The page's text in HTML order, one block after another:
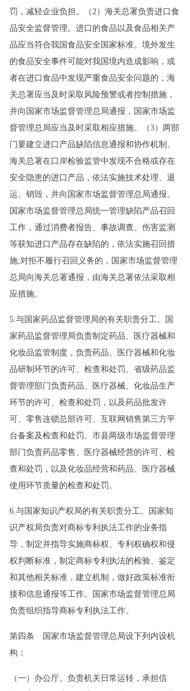
罚，减轻企业负担。（2）海关总署负责进口食
品安全监督管理。进口的食品以及食品相关产
品应当符合我国食品安全国家标准。境外发生
的食品安全事件可能对我国境内造成影响，或
者在进口食品中发现严重食品安全问题的，海
关总署应当及时采取风险预警或者控制措施，
并向国家市场监督管理总局通报，国家市场监
督管理总局应当及时采取相应措施。（3）两部
门要建立进口产品缺陷信息通报和协作机制。
海关总署在口岸检验监管中发现不合格或存在
安全隐患的进口产品，依法实施技术处理、退
运、销毁，并向国家市场监督管理总局通报。
国家市场监督管理总局统一管理缺陷产品召回
工作，通过消费者报告、事故调查、伤害监测
等获知进口产品存在缺陷的，依法实施召回措
施;对拒不履行召回义务的，国家市场监督管理
总局向海关总署通报，由海关总署依法采取相
应措施。
5.与国家药品监督管理局的有关职责分工。国
家药品监督管理局负责制定药品、医疗器械和
化妆品监管制度，负责药品、医疗器械和化妆
品研制环节的许可、检查和处罚。省级药品监
督管理部门负责药品、医疗器械、化妆品生产
环节的许可、检查和处罚，以及药品批发许
可、零售连锁总部许可、互联网销售第三方平
台备案及检查和处罚。市县两级市场监督管理
部门负责药品零售、医疗器械经营的许可、检
查和处罚，以及化妆品经营和药品、医疗器械
使用环节质量的检查和处罚。
6.与国家知识产权局的有关职责分工。国家知
识产权局负责对商标专利执法工作的业务指
导，制定并指导实施商标权、专利权确权和侵
权判断标准，制定商标专利执法的检验、鉴定
和其他相关标准，建立机制，做好政策标准衔
接和信息通报等工作。国家市场监督管理总局
负责组织指导商标专利执法工作。
第四条 国家市场监督管理总局设下列内设机
构：
（一）办公厅。负责机关日常运转，承担信